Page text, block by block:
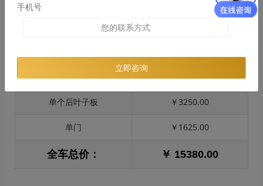
车顶 ￥2643.00
单个后叶子板 ￥3250.00
单门 ￥1625.00
全车总价： ￥ 15380.00
手机号
立即咨询